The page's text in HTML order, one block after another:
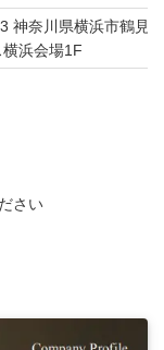
神奈川県横浜市鶴見
浜会場1F
さい